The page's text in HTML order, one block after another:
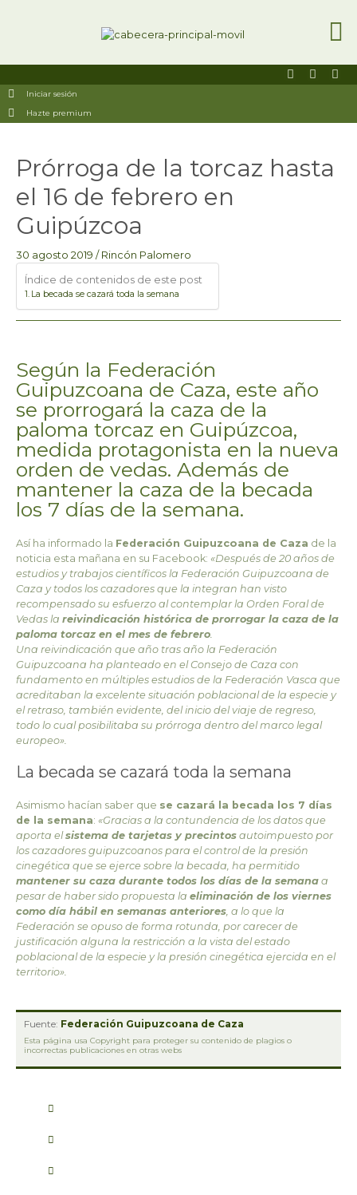
F
a
b
-
s
I
n
a
a
m
U
s
s
Iniciar sesión
Hazte premium
Prórroga de la torcaz hasta
el 16 de febrero en
Guipúzcoa
30 agosto 2019 / Rincón Palomero
Índice de contenidos de este post
La becada se cazará toda la semana
Según la Federación
Guipuzcoana de Caza, este año
se prorrogará la caza de la
paloma torcaz en Guipúzcoa,
medida protagonista en la nueva
orden de vedas. Además de
mantener la caza de la becada
los 7 días de la semana.
Así ha informado la Federación Guipuzcoana de Caza de la
noticia esta mañana en su Facebook: «Después de 20 años de
estudios y trabajos científicos la Federación Guipuzcoana de
Caza y todos los cazadores que la integran han visto
recompensado su esfuerzo al contemplar la Orden Foral de
Vedas la reivindicación histórica de prorrogar la caza de la
paloma torcaz en el mes de febrero
Una reivindicación que año tras año la Federación
Guipuzcoana ha planteado en el Consejo de Caza con
fundamento en múltiples estudios de la Federación Vasca que
acreditaban la excelente situación poblacional de la especie y
el retraso, también evidente, del inicio del viaje de regreso,
todo lo cual posibilitaba su prórroga dentro del marco legal
europeo».
La becada se cazará toda la semana
Asimismo hacían saber que se cazará la becada los 7 días
de la semana: «Gracias a la contundencia de los datos que
aporta elsistema de tarjetas y precintos autoimpuesto por
los cazadores guipuzcoanos para el control de la presión
cinegética que se ejerce sobre la becada, ha permitido
mantener su caza durante todos los días de la semana a
pesar de haber sido propuesta la eliminación de los viernes
como día hábil en semanas anteriores , a lo que la
Federación se opuso de forma rotunda, por carecer de
justificación alguna la restricción a la vista del estado
poblacional de la especie y la presión cinegética ejercida en el
territorio».
Fuente: Federación Guipuzcoana de Caza
Esta página usa Copyright para proteger su contenido de plagios o
incorrectas publicaciones en otras webs
de
entradas